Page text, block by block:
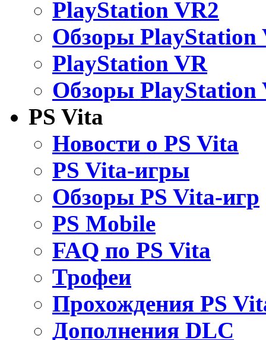
PlayStation VR2
Обзоры PlayStation
PlayStation VR
Обзоры PlayStation
PS Vita
Новости о PS Vita
PS Vita-игры
Обзоры PS Vita-игр
PS Mobile
FAQ по PS Vita
Трофеи
Прохождения PS
Дополнения DLC